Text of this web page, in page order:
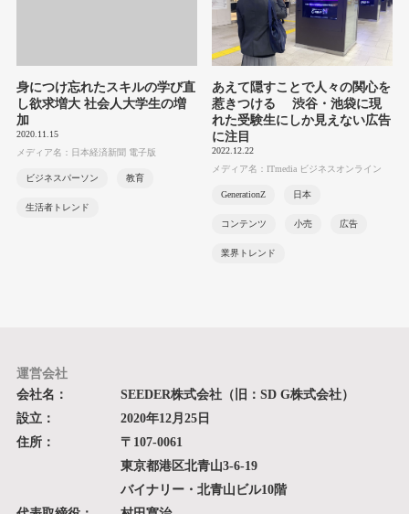
身につけ忘れたスキルの学び直
し欲求増大 社会人大学生の増
加
2020.11.15
メディア名：日本経済新聞 電子版
ビジネスパーソン 教育
生活者トレンド
あえて隠すことで人々の関心を
惹きつける 渋谷・池袋に現
れた受験生にしか見えない広告
に注目
2022.12.22
メディア名：ITmedia ビジネスオンライン
GenerationZ 日本
コンテンツ 小売 広告
業界トレンド
運営会社
会社名：
SEEDER株式会社（旧：SD G株式会社）
設立：
2020年12月25日
住所：
〒107-0061
東京都港区北青山3-6-19
バイナリー・北青山ビル10階